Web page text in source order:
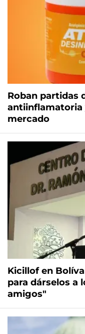
Roban partidas
antiinflamatoria
mercado
Kicillof en
para dárselos a
amigos"